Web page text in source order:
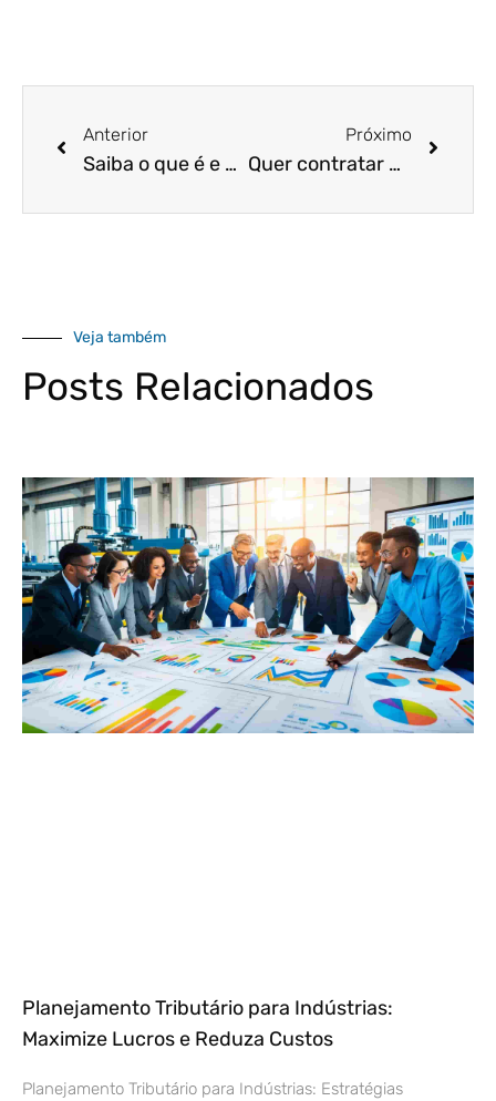
Anterior
Saiba o que é e como calcular o aviso prévio indenizado!
Próximo
Quer contratar um novo funcionário e não sabe como proceder? Acesse o artigo e saiba o que é necessário!
Veja também
Posts Relacionados
Planejamento Tributário para Indústrias:
Maximize Lucros e Reduza Custos
Planejamento Tributário para Indústrias: Estratégias